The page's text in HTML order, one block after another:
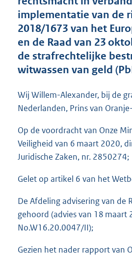
o
:
implementatie van de
2018/1673 van het
en de Raad van 23
de strafrechtelijke
witwassen van geld
Wij Willem-Alexander, bij de
Nederlanden, Prins van
Op de voordracht van Onze
Veiligheid van 6 maart 2020,
Juridische Zaken, nr. 2850274;
Gelet op artikel 6 van het
De Afdeling advisering van de
gehoord (advies van 18 maart
No.W16.20.0047/II);
Gezien het nader rapport van